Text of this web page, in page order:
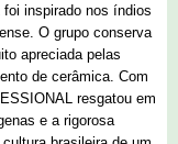
inspirado nos índios
O grupo conserva
apreciada pelas
de cerâmica. Com
resgatou em
e a rigorosa